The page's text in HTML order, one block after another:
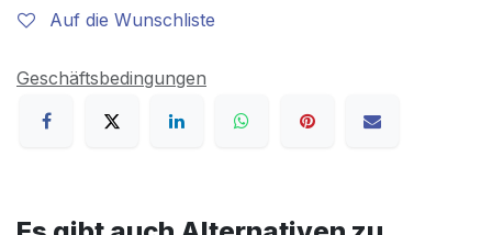
Auf die Wunschliste
Geschäftsbedingungen